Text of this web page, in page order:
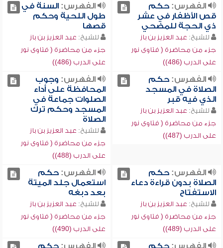
الفهرس:حكم
قص الأظفار في عشر
ذي الحجة للمضحي
للشيخ: عبد العزيز بن باز
جزء من محاضرة ( فتاوى نور
على الدرب (486))
الفهرس:السنة في
طول اللحية وحكم
قصها
للشيخ: عبد العزيز بن باز
جزء من محاضرة ( فتاوى نور
على الدرب (486))
الفهرس:حكم
الصلاة في المسجد
الذي فيه قبر
للشيخ: عبد العزيز بن باز
جزء من محاضرة ( فتاوى نور
على الدرب (487))
الفهرس: وجوب
المحافظة على أداء
الصلوات جماعة في
المسجد وحكم ترك
الصلاة
للشيخ: عبد العزيز بن باز
جزء من محاضرة ( فتاوى نور
على الدرب (488))
الفهرس:حكم
الصلاة بدون قراءة دعاء
الاستفتاح
للشيخ: عبد العزيز بن باز
جزء من محاضرة ( فتاوى نور
على الدرب (489))
الفهرس:حكم
استعمال جلد الميتة
بعد دبغه
للشيخ: عبد العزيز بن باز
جزء من محاضرة ( فتاوى نور
على الدرب (490))
الفهرس:حكم الفهرس:حكم